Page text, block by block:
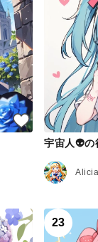
宇宙人👽の
23